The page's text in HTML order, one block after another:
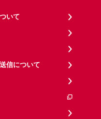
いて
信について